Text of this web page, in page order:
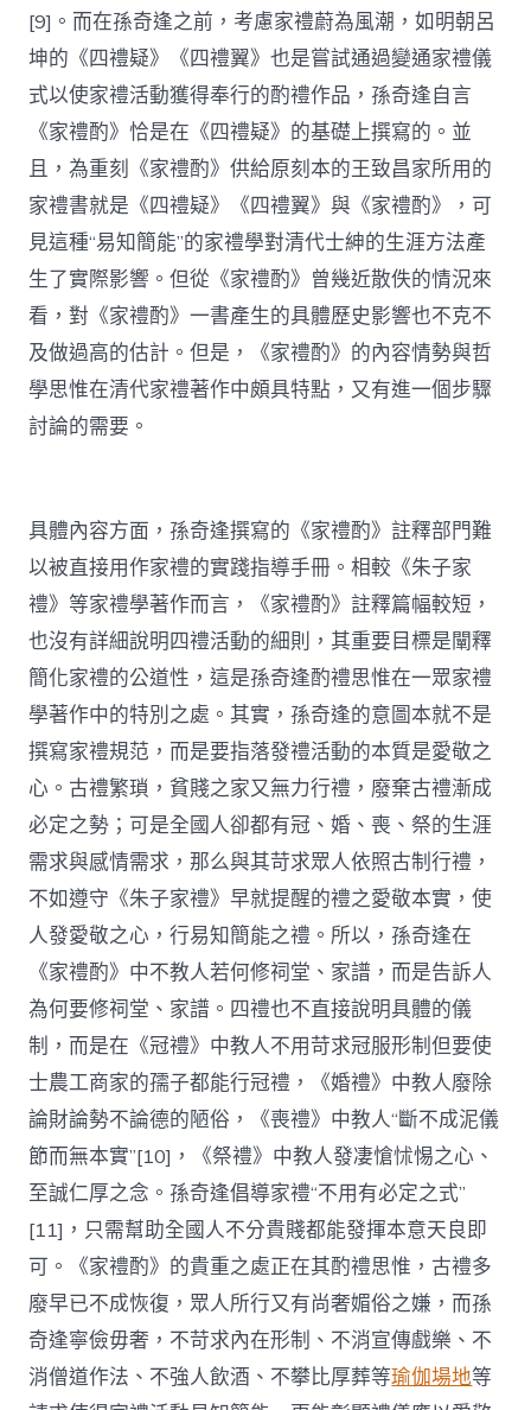
[9]。而在孫奇逢之前，考慮家禮蔚為風潮，如明朝呂
坤的《四禮疑》《四禮翼》也是嘗試通過變通家禮儀
式以使家禮活動獲得奉行的酌禮作品，孫奇逢自言
《家禮酌》恰是在《四禮疑》的基礎上撰寫的。並
且，為重刻《家禮酌》供給原刻本的王致昌家所用的
家禮書就是《四禮疑》《四禮翼》與《家禮酌》，可
見這種“易知簡能”的家禮學對清代士紳的生涯方法產
生了實際影響。但從《家禮酌》曾幾近散佚的情況來
看，對《家禮酌》一書產生的具體歷史影響也不克不
及做過高的估計。但是，《家禮酌》的內容情勢與哲
學思惟在清代家禮著作中頗具特點，又有進一個步驟
討論的需要。
具體內容方面，孫奇逢撰寫的《家禮酌》註釋部門難
以被直接用作家禮的實踐指導手冊。相較《朱子家
禮》等家禮學著作而言，《家禮酌》註釋篇幅較短，
也沒有詳細說明四禮活動的細則，其重要目標是闡釋
簡化家禮的公道性，這是孫奇逢酌禮思惟在一眾家禮
學著作中的特別之處。其實，孫奇逢的意圖本就不是
撰寫家禮規范，而是要指落發禮活動的本質是愛敬之
心。古禮繁瑣，貧賤之家又無力行禮，廢棄古禮漸成
必定之勢；可是全國人卻都有冠、婚、喪、祭的生涯
需求與感情需求，那么與其苛求眾人依照古制行禮，
不如遵守《朱子家禮》早就提醒的禮之愛敬本實，使
人發愛敬之心，行易知簡能之禮。所以，孫奇逢在
《家禮酌》中不教人若何修祠堂、家譜，而是告訴人
為何要修祠堂、家譜。四禮也不直接說明具體的儀
制，而是在《冠禮》中教人不用苛求冠服形制但要使
士農工商家的孺子都能行冠禮，《婚禮》中教人廢除
論財論勢不論德的陋俗，《喪禮》中教人“斷不成泥儀
節而無本實”[10]，《祭禮》中教人發凄愴怵惕之心、
至誠仁厚之念。孫奇逢倡導家禮“不用有必定之式”
[11]，只需幫助全國人不分貴賤都能發揮本意天良即
可。《家禮酌》的貴重之處正在其酌禮思惟，古禮多
廢早已不成恢復，眾人所行又有尚奢媚俗之嫌，而孫
奇逢寧儉毋奢，不苛求內在形制、不消宣傳戲樂、不
消僧道作法、不強人飲酒、不攀比厚葬等瑜伽場地等